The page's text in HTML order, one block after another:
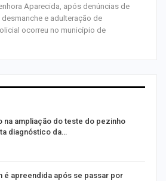
Aparecida, após denúncias de
e adulteração de
ocorreu no município de
na ampliação do teste do pezinho
diagnóstico da…
é apreendida após se passar por